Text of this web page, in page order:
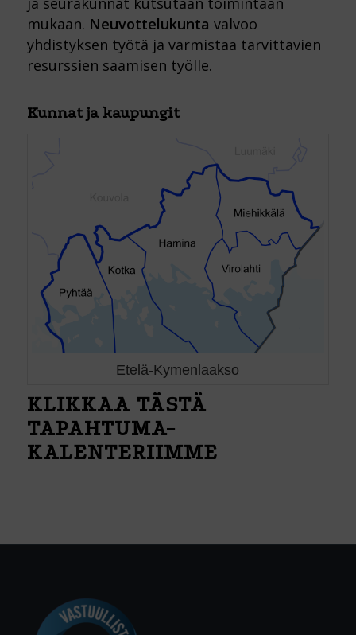
mukaan. Neuvottelukunta valvoo
yhdistyksen työtä ja varmistaa tarvittavien
resurssien saamisen työlle.
Kunnat ja kaupungit
Etelä-Kymenlaakso
KLIKKAA TÄSTÄ
TAPAHTUMA-
KALENTERIIMME